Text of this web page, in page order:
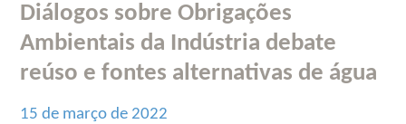
Diálogos sobre Obrigações
Ambientais da Indústria debate
reúso e fontes alternativas de água
15 de março de 2022